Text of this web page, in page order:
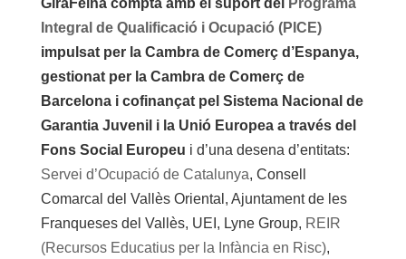
GiraFeina compta amb el suport del
Programa
Integral de Qualificació i Ocupació (PICE)
impulsat per la Cambra de Comerç d’Espanya,
gestionat per la Cambra de Comerç de
Barcelona i cofinançat pel Sistema Nacional de
Garantia Juvenil i la Unió Europea a través del
Fons Social Europeu i d’una desena d’entitats:
Servei d’Ocupació de Catalunya, Consell
Comarcal del Vallès Oriental, Ajuntament de les
Franqueses del Vallès, UEI, Lyne Group, REIR
(Recursos Educatius per la Infància en Risc),